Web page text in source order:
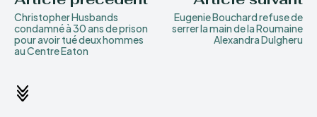
Christopher Husbands
condamné à 30 ans de prison
pour avoir tué deux hommes
au Centre Eaton
Eugenie Bouchard refuse de
serrer la main de la Roumaine
Alexandra Dulgheru